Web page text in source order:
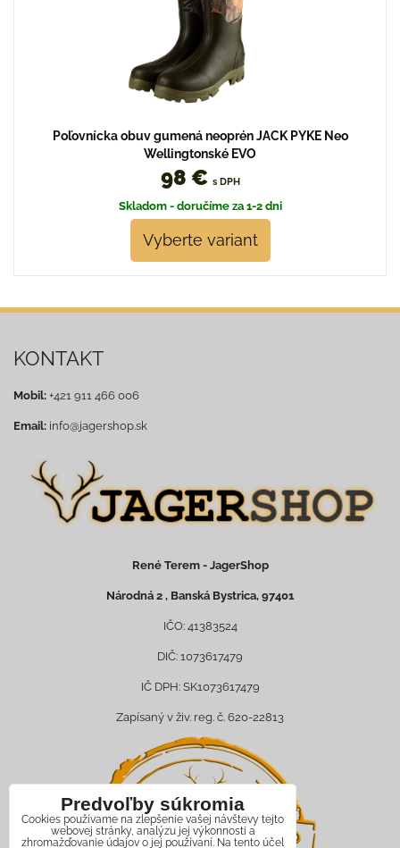
Poľovnícka obuv gumená neoprén JACK PYKE Neo
Wellingtonské EVO
98 € s DPH
Skladom - doručíme za 1-2 dni
Vyberte variant
KONTAKT
Mobil: +421 911 466 006
Email: info@jagershop.sk
René Terem - JagerShop
Národná 2 , Banská Bystrica, 97401
IČO: 41383524
DIČ: 1073617479
IČ DPH: SK1073617479
Zapísaný v živ. reg. č. 620-22813
Predvoľby súkromia
Cookies používame na zlepšenie vašej návštevy tejto
webovej stránky, analýzu jej výkonnosti a
zhromažďovanie údajov o jej používaní. Na tento účel